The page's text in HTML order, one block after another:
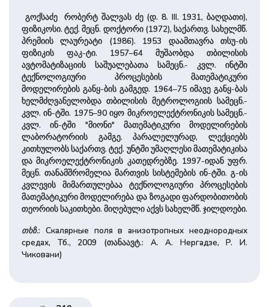
გოქსაძე რობერტ შალვას ძე (დ. 8. III. 1931, ბაღდათი),
ფიზიკოსი. ტექ. მეცნ. დოქტორი (1972), საქართვ. სახელმწ.
პრემიის ლაურეატი (1986). 1953 დაამთავრა თსუ-ის
ფიზიკის ფაკ-ტი. 1957–64 მუშაობდა თბილისის
ავტომატიზაციის საშუალებათა სამეცნ.- კვლ. ინტში
ტექნოლოგიური პროცესების მათემატიკური
მოდელირების განყ-ბის გამგედ. 1964–75 იმავე განყ-ბას
ხელმძღვანელობდა თბილისის მეტროლოგიის სამეცნ.-
კვლ. ინ-ტში. 1975–90 იყო მიკროელექტრონიკის სამეცნ.-
კვლ. ინ-ტში "მიონი" მათემატიკური მოდელირების
ლაბორატორიის გამგე. პარალელურად, ლექციებს
კითხულობს საქართვ. ტექ. უნტში უმაღლესი მათემატიკისა
და მიკროელექტრონიკის კათედრებზე. 1997-იდან უფრ.
მეცნ. თანამშრომელია მართვის სისტემების ინ-ტში. გ-ის
კვლევის მიმართულებაა ტექნოლოგიური პროცესების
მათემატიკური მოდელირება და ზოგადი ფარდობითობის
თეორიის საკითხები. მიღებული აქვს სახელმწ. ჯილდოები.
თხზ.: Скалярные поля в анизотропных неоднородных
средах, Тб., 2009 (თანაავტ.: А. А. Нергадзе, Р. И.
Чиковани)